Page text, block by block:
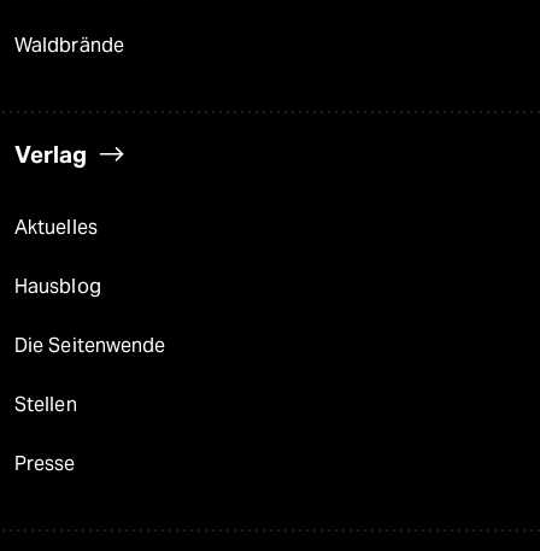
Waldbrände
Verlag
Aktuelles
Hausblog
Die Seitenwende
Stellen
Presse